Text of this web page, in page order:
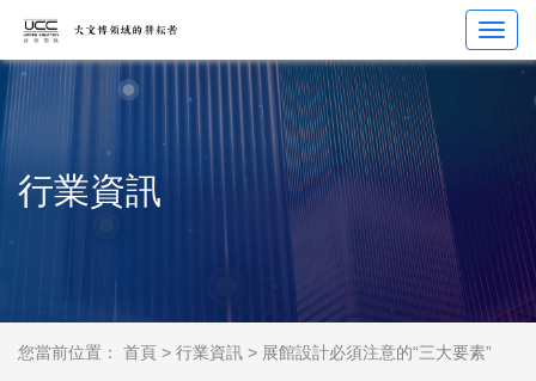
行業資訊
您當前位置： 首頁 > 行業資訊 > 展館設計必須注意的“三大要素”